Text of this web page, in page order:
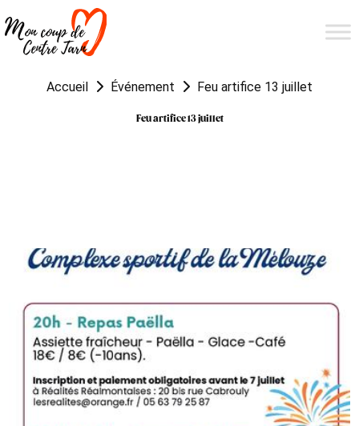
Accueil Événement Feu artifice 13 juillet
Feu artifice 13 juillet